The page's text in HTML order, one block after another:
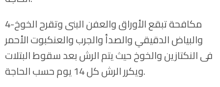
4-مكافحة تبقع الأوراق والعفن البنى وتقرح الخوخ
والبياض الدقيقي والصدأ والجرب والعنكبوت الأحمر
فى النكتازين والخوخ حيث يتم الرش بعد سقوط البتلات
ويكرر الرش كل 14 يوم حسب الحاجة.